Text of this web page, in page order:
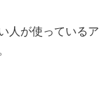
人が使っているア